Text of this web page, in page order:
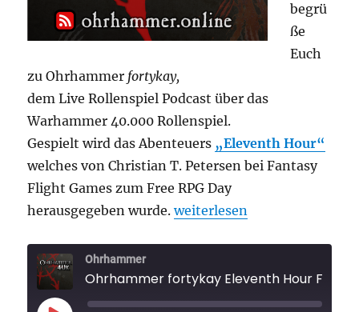
begrü
ße
Euch
zu Ohrhammer fortykay,
dem Live Rollenspiel Podcast über das
Warhammer 40.000 Rollenspiel.
Gespielt wird das Abenteuers „Eleventh Hour“
welches von Christian T. Petersen bei Fantasy
Flight Games zum Free RPG Day
herausgegeben wurde.„Ohrhammer fortykay
weiterlesen
Ohrhammer
Ohrhammer fortykay Eleventh Hour Folge 1